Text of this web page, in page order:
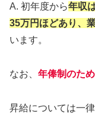
A. 初年度から年収
35万円ほどあり、
います。
なお、 年俸制のた
昇給については一